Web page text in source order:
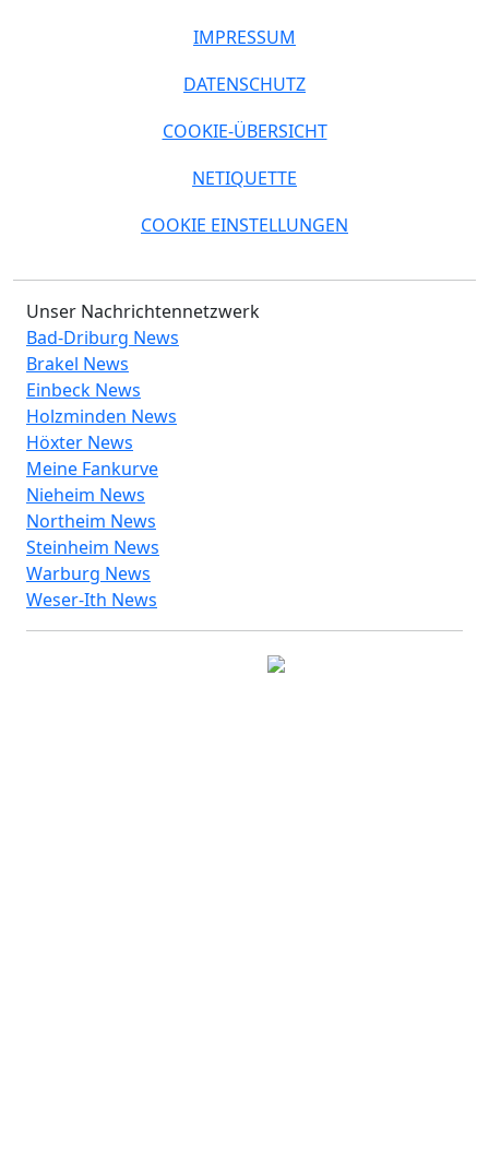
IMPRESSUM
DATENSCHUTZ
COOKIE-ÜBERSICHT
NETIQUETTE
COOKIE EINSTELLUNGEN
Unser Nachrichtennetzwerk
Bad-Driburg News
Brakel News
Einbeck News
Holzminden News
Höxter News
Meine Fankurve
Nieheim News
Northeim News
Steinheim News
Warburg News
Weser-Ith News